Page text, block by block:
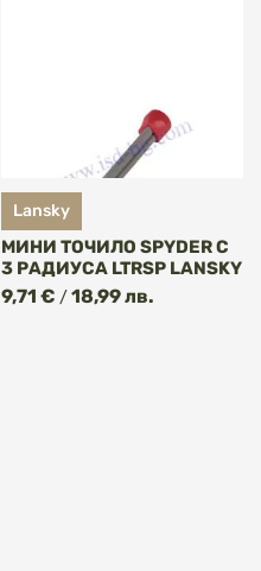
Lansky
МИНИ ТОЧИЛО SPYDER С
3 РАДИУСА LTRSP LANSKY
9,71 € /18,99 лв.